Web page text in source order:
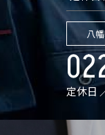
八
定休日